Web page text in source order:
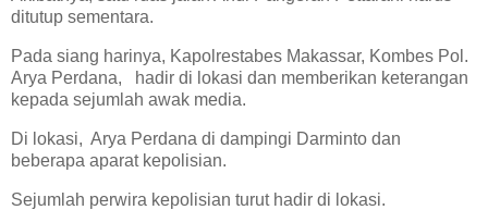
ditutup sementara.
Pada siang harinya, Kapolrestabes Makassar, Kombes Pol.
Arya Perdana, hadir di lokasi dan memberikan keterangan
kepada sejumlah awak media.
Di lokasi, Arya Perdana di dampingi Darminto dan
beberapa aparat kepolisian.
Sejumlah perwira kepolisian turut hadir di lokasi.